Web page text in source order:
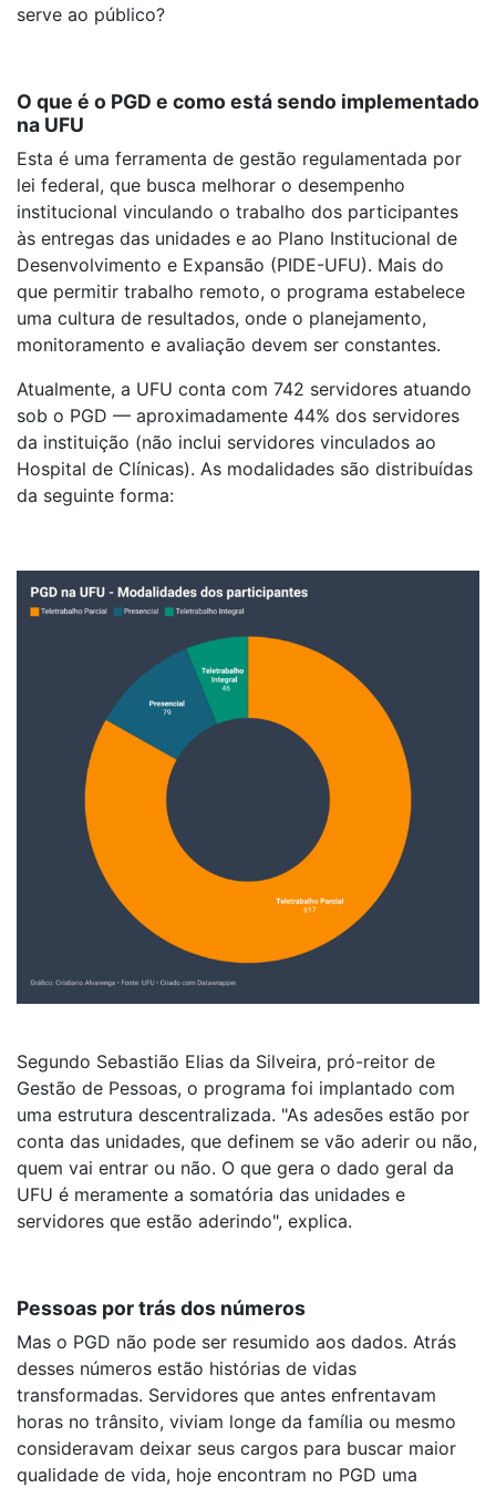
serve ao público?
O que é o PGD e como está sendo implementado
na UFU
Esta é uma ferramenta de gestão regulamentada por
lei federal, que busca melhorar o desempenho
institucional vinculando o trabalho dos participantes
às entregas das unidades e ao Plano Institucional de
Desenvolvimento e Expansão (PIDE-UFU). Mais do
que permitir trabalho remoto, o programa estabelece
uma cultura de resultados, onde o planejamento,
monitoramento e avaliação devem ser constantes.
Atualmente, a UFU conta com 742 servidores atuando
sob o PGD — aproximadamente 44% dos servidores
da instituição (não inclui servidores vinculados ao
Hospital de Clínicas). As modalidades são distribuídas
da seguinte forma:
Segundo Sebastião Elias da Silveira, pró-reitor de
Gestão de Pessoas, o programa foi implantado com
uma estrutura descentralizada. "As adesões estão por
conta das unidades, que definem se vão aderir ou não,
quem vai entrar ou não. O que gera o dado geral da
UFU é meramente a somatória das unidades e
servidores que estão aderindo", explica.
Pessoas por trás dos números
Mas o PGD não pode ser resumido aos dados. Atrás
desses números estão histórias de vidas
transformadas. Servidores que antes enfrentavam
horas no trânsito, viviam longe da família ou mesmo
consideravam deixar seus cargos para buscar maior
qualidade de vida, hoje encontram no PGD uma